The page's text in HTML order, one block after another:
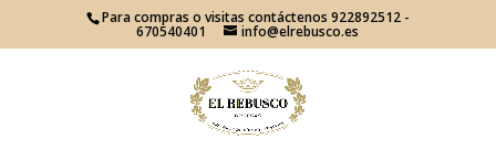
Para compras o visitas contáctenos 922892512 -
670540401 info@elrebusco.es